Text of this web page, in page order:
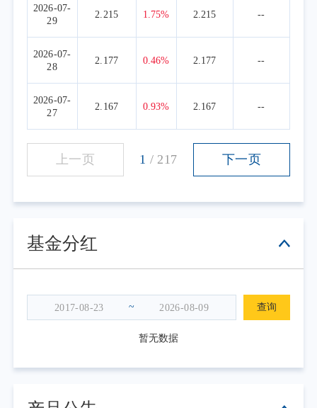
2026-07-
29
2.215 1.75% 2.215 --
2026-07-
28
2.177 0.46% 2.177 --
2026-07-
27
2.167 0.93% 2.167 --
上一页 1 / 217 下一页
基金分红
~ 查询
暂无数据